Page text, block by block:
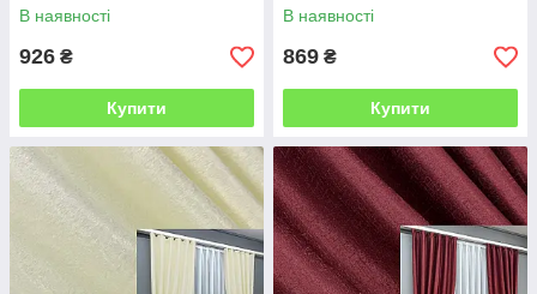
33-0282
В наявності
926 ₴
Купити
33-0339
В наявності
869 ₴
Купити